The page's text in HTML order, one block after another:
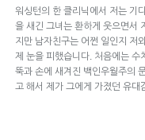
워싱턴의 한 클리닉에서 저는 기
을 새긴 그녀는 환하게 웃으면서
지만 남자친구는 어쩐 일인지 저
제 눈을 피했습니다. 처음에는 수
뚝과 손에 새겨진 백인우월주의
고 해서 제가 그에게 가졌던 유대